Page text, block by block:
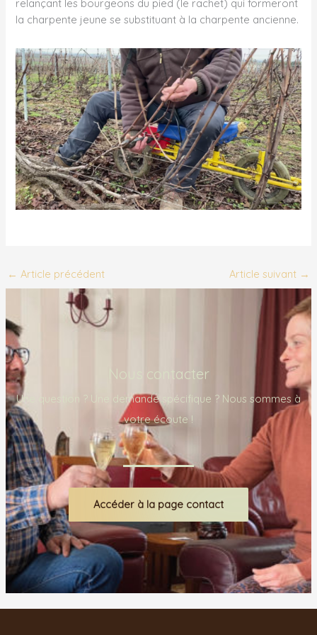
relançant les bourgeons du pied (le rachet) qui formeront
la charpente jeune se substituant à la charpente ancienne.
← Article précédent Article suivant →
Nous contacter
Une question ? Une demande spécifique ? Nous sommes à
votre écoute !
Accéder à la page contact